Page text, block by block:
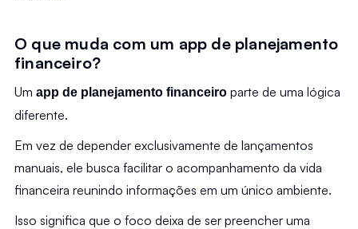
O que muda com um app de planejamento
financeiro?
Um app de planejamento financeiro parte de uma lógica
diferente.
Em vez de depender exclusivamente de lançamentos
manuais, ele busca facilitar o acompanhamento da vida
financeira reunindo informações em um único ambiente.
Isso significa que o foco deixa de ser preencher uma